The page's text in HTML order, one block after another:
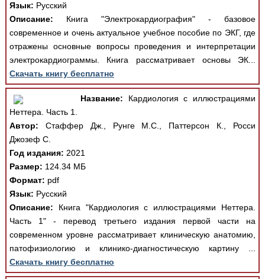
Язык: Русский
Описание: Книга "Электрокардиография" - базовое
современное и очень актуальное учебное пособие по ЭКГ, где
отражены основные вопросы проведения и интерпретации
электрокардиограммы. Книга рассматривает основы ЭК...
Скачать книгу бесплатно
Название: Кардиология с иллюстрациями
Неттера. Часть 1.
Автор: Стаффер Дж., Рунге М.С., Паттерсон К., Росси
Джозеф С.
Год издания: 2021
Размер: 124.34 МБ
Формат: pdf
Язык: Русский
Описание: Книга "Кардиология с иллюстрациями Неттера.
Часть 1" - перевод третьего издания первой части на
современном уровне рассматривает клиническую анатомию,
патофизиологию и клинико-диагностическую картину ...
Скачать книгу бесплатно